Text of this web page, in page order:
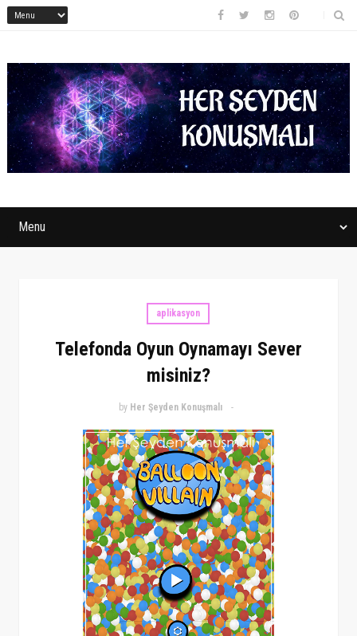
aplikasyon
Telefonda Oyun Oynamayı Sever
misiniz?
by Her Şeyden Konuşmalı